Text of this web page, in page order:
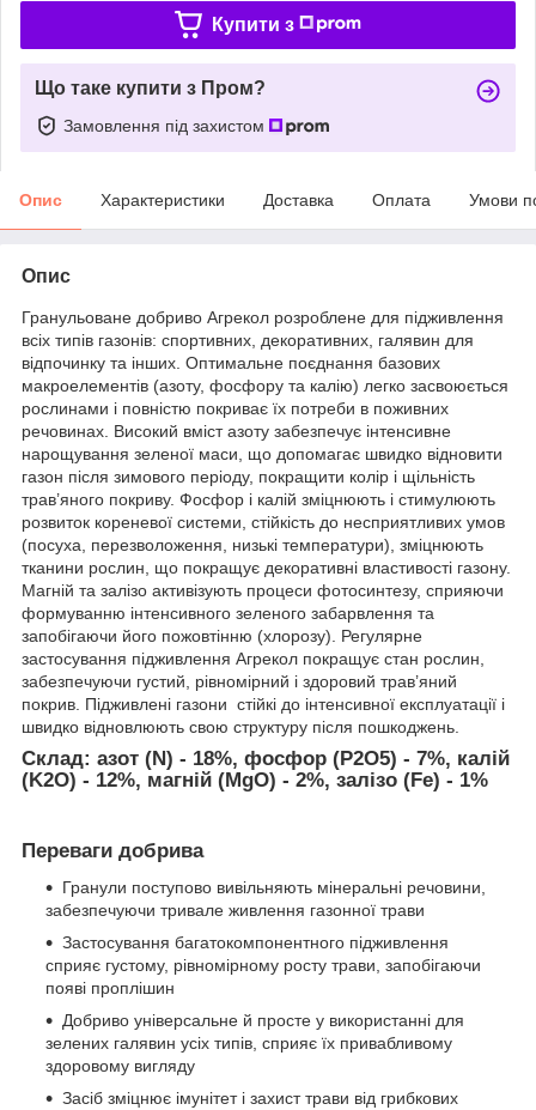
Купити з
Що таке купити з Пром?
Замовлення під захистом
Опис Характеристики Доставка Оплата Умови
Опис
Гранульоване добриво Агрекол розроблене для підживлення
всіх типів газонів: спортивних, декоративних, галявин для
відпочинку та інших. Оптимальне поєднання базових
макроелементів (азоту, фосфору та калію) легко засвоюється
рослинами і повністю покриває їх потреби в поживних
речовинах. Високий вміст азоту забезпечує інтенсивне
нарощування зеленої маси, що допомагає швидко відновити
газон після зимового періоду, покращити колір і щільність
трав’яного покриву. Фосфор і калій зміцнюють і стимулюють
розвиток кореневої системи, стійкість до несприятливих умов
(посуха, перезволоження, низькі температури), зміцнюють
тканини рослин, що покращує декоративні властивості газону.
Магній та залізо активізують процеси фотосинтезу, сприяючи
формуванню інтенсивного зеленого забарвлення та
запобігаючи його пожовтінню (хлорозу). Регулярне
застосування підживлення Агрекол покращує стан рослин,
забезпечуючи густий, рівномірний і здоровий трав’яний
покрив. Підживлені газони стійкі до інтенсивної експлуатації і
швидко відновлюють свою структуру після пошкоджень.
Склад: азот (N) - 18%, фосфор (P2O5) - 7%, калій
(K2O) - 12%, магній (MgO) - 2%, залізо (Fe) - 1%
Переваги добрива
Гранули поступово вивільняють мінеральні речовини,
забезпечуючи тривале живлення газонної трави
Застосування багатокомпонентного підживлення
сприяє густому, рівномірному росту трави, запобігаючи
появі проплішин
Добриво універсальне й просте у використанні для
зелених галявин усіх типів, сприяє їх привабливому
здоровому вигляду
Засіб зміцнює імунітет і захист трави від грибкових